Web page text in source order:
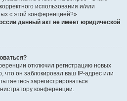
использования и/или
с этой конференцией?».
данный акт не имеет юридической
отключил регистрацию новых
что он заблокировал ваш IP-адрес или
зарегистрироваться.
конференции.